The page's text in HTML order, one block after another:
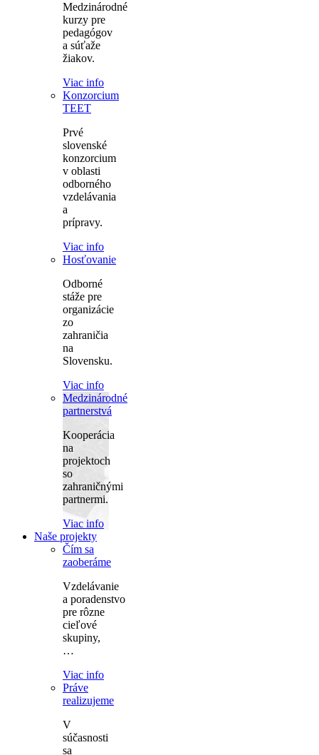
Medzinárodné
kurzy pre
pedagógov
a súťaže
žiakov.
Viac info
Konzorcium
TEET
Prvé
slovenské
konzorcium
v oblasti
odborného
vzdelávania
a
prípravy.
Viac info
Hosťovanie
Odborné
stáže pre
organizácie
zo
zahraničia
na
Slovensku.
Viac info
Medzinárodné
partnerstvá
Kooperácia
na
projektoch
so
zahraničnými
partnermi.
Viac info
Naše projekty
Čím sa
zaoberáme
Vzdelávanie
a poradenstvo
pre rôzne
cieľové
skupiny,
…
Viac info
Práve
realizujeme
V
súčasnosti
sa